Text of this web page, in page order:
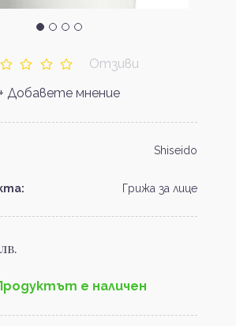
Отзиви
+ Добавете мнение
Shiseido
Грижа за лице
е наличен